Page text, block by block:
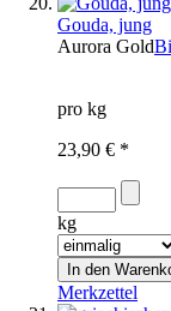
Gouda, jung
Aurora Gold
pro kg
23,90 € *
kg
Merkzettel